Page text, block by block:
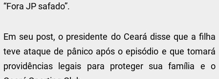
“Fora JP safado”.
Em seu post, o presidente do Ceará disse que a filha
teve ataque de pânico após o episódio e que tomará
providências legais para proteger sua família e o